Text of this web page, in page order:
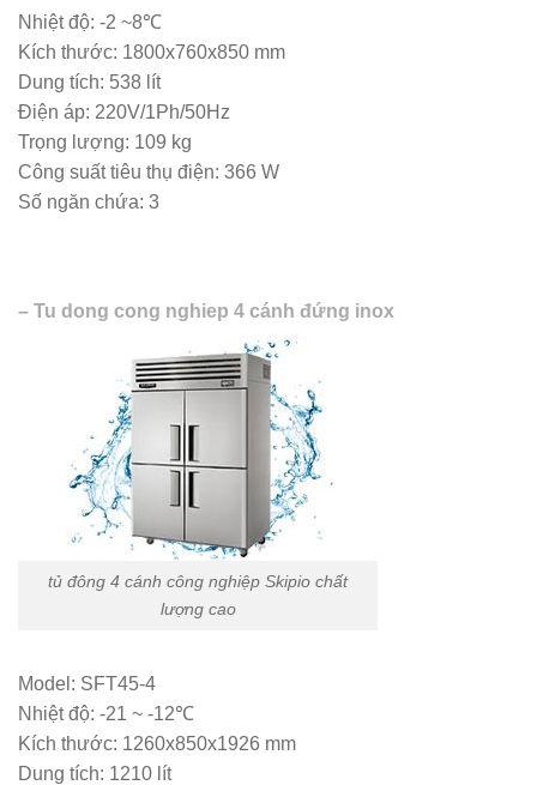
Nhiệt độ: -2 ~8℃
Kích thước: 1800x760x850 mm
Dung tích: 538 lít
Điện áp: 220V/1Ph/50Hz
Trọng lượng: 109 kg
Công suất tiêu thụ điện: 366 W
Số ngăn chứa: 3
– Tu dong cong nghiep 4 cánh đứng inox
tủ đông 4 cánh công nghiệp Skipio chất
lượng cao
Model: SFT45-4
Nhiệt độ: -21 ~ -12℃
Kích thước: 1260x850x1926 mm
Dung tích: 1210 lít